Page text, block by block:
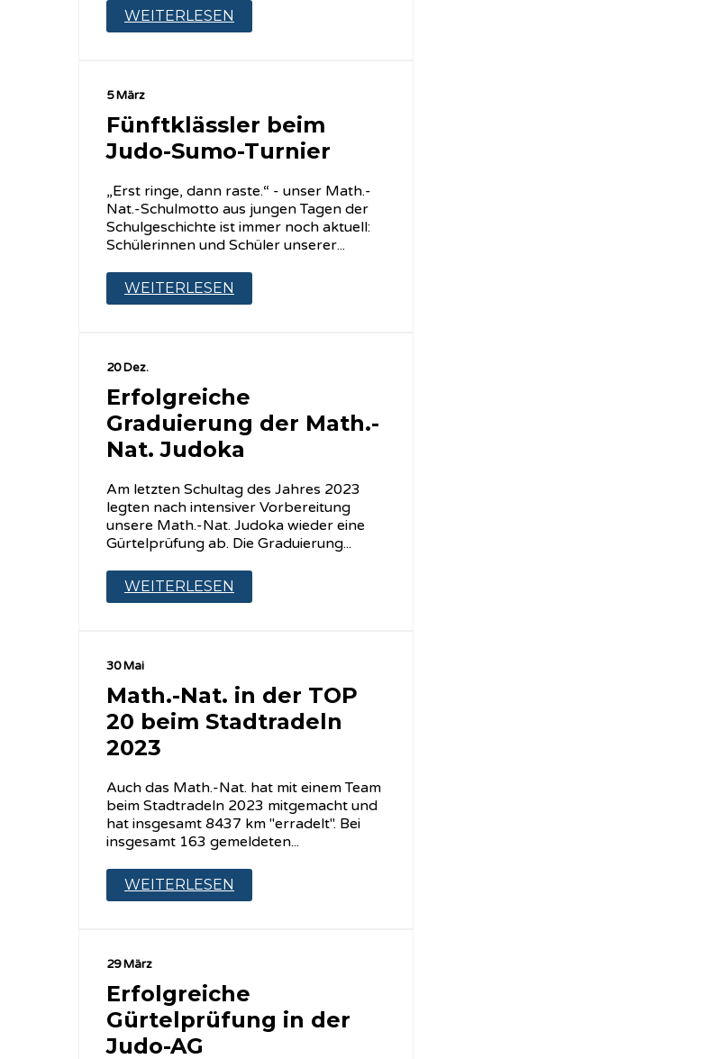
WEITERLESEN
5 März
Fünftklässler beim
Judo-Sumo-Turnier
„Erst ringe, dann raste.“ - unser Math.-
Nat.-Schulmotto aus jungen Tagen der
Schulgeschichte ist immer noch aktuell:
Schülerinnen und Schüler unserer...
WEITERLESEN
20 Dez.
Erfolgreiche
Graduierung der Math.-
Nat. Judoka
Am letzten Schultag des Jahres 2023
legten nach intensiver Vorbereitung
unsere Math.-Nat. Judoka wieder eine
Gürtelprüfung ab. Die Graduierung...
WEITERLESEN
30 Mai
Math.-Nat. in der TOP
20 beim Stadtradeln
2023
Auch das Math.-Nat. hat mit einem Team
beim Stadtradeln 2023 mitgemacht und
hat insgesamt 8437 km "erradelt". Bei
insgesamt 163 gemeldeten...
WEITERLESEN
29 März
Erfolgreiche
Gürtelprüfung in der
Judo-AG